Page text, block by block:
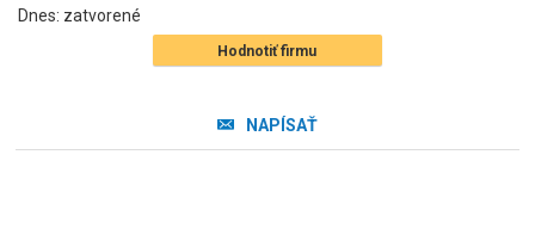
Dnes: zatvorené
Hodnotiť firmu
NAPÍSAŤ